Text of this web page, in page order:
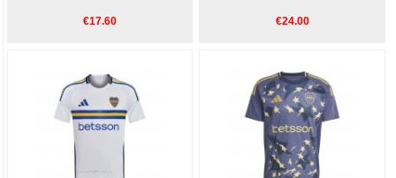
€17.60 €24.00